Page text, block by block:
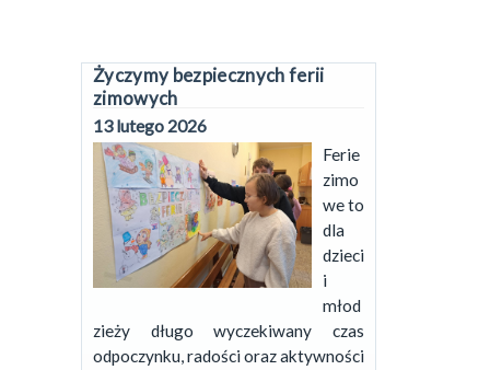
Życzymy bezpiecznych ferii
zimowych
13 lutego 2026
Ferie
zimo
we to
dla
dzieci
i
młod
zieży długo wyczekiwany czas
odpoczynku, radości oraz aktywności